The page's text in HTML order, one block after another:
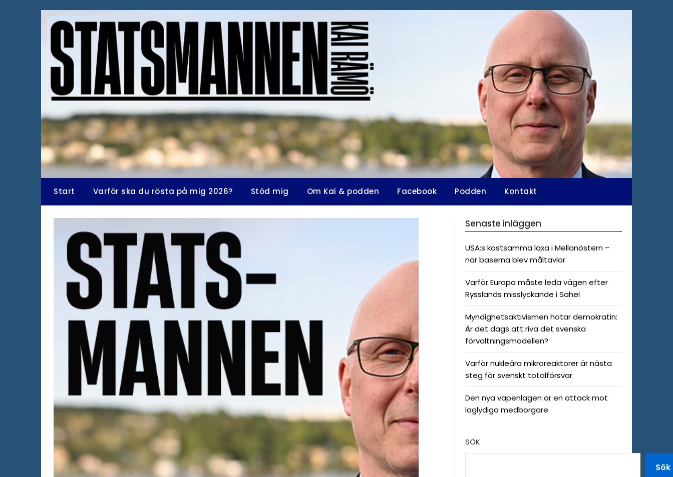
Start Varför ska du rösta på mig 2026? Stöd mig Om Kai & podden Facebook Podden Kontakt
Senaste inläggen
USA:s kostsamma läxa i Mellanöstern –
när baserna blev måltavlor
Varför Europa måste leda vägen efter
Rysslands misslyckande i Sahel
Myndighetsaktivismen hotar demokratin:
Är det dags att riva det svenska
förvaltningsmodellen?
Varför nukleära mikroreaktorer är nästa
steg för svenskt totalförsvar
Den nya vapenlagen är en attack mot
laglydiga medborgare
SÖK
Sök